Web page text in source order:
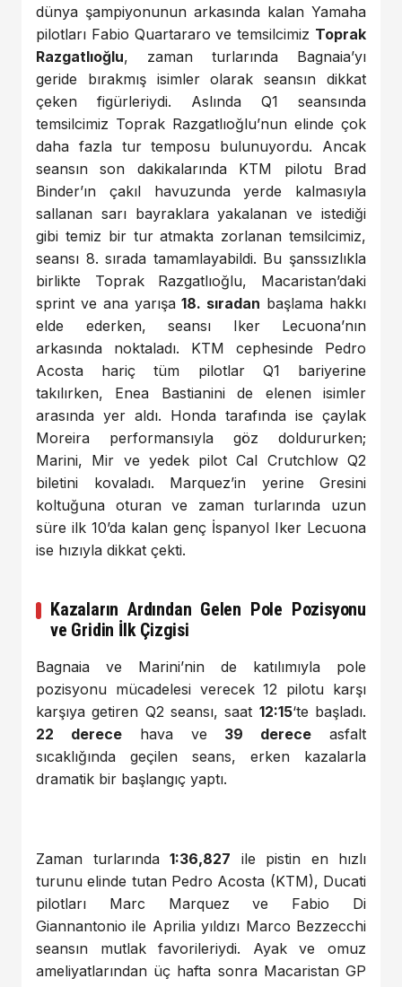
dünya şampiyonunun arkasında kalan Yamaha
pilotları Fabio Quartararo ve temsilcimiz Toprak
Razgatlıoğlu, zaman turlarında Bagnaia’yı
geride bırakmış isimler olarak seansın dikkat
çeken figürleriydi. Aslında Q1 seansında
temsilcimiz Toprak Razgatlıoğlu’nun elinde çok
daha fazla tur temposu bulunuyordu. Ancak
seansın son dakikalarında KTM pilotu Brad
Binder’ın çakıl havuzunda yerde kalmasıyla
sallanan sarı bayraklara yakalanan ve istediği
gibi temiz bir tur atmakta zorlanan temsilcimiz,
seansı 8. sırada tamamlayabildi. Bu şanssızlıkla
birlikte Toprak Razgatlıoğlu, Macaristan’daki
sprint ve ana yarışa18. sıradan başlama hakkı
elde ederken, seansı Iker Lecuona’nın
arkasında noktaladı. KTM cephesinde Pedro
Acosta hariç tüm pilotlar Q1 bariyerine
takılırken, Enea Bastianini de elenen isimler
arasında yer aldı. Honda tarafında ise çaylak
Moreira performansıyla göz doldururken;
Marini, Mir ve yedek pilot Cal Crutchlow Q2
biletini kovaladı. Marquez’in yerine Gresini
koltuğuna oturan ve zaman turlarında uzun
süre ilk 10’da kalan genç İspanyol Iker Lecuona
ise hızıyla dikkat çekti.
Kazaların Ardından Gelen Pole Pozisyonu
ve Gridin İlk Çizgisi
Bagnaia ve Marini’nin de katılımıyla pole
pozisyonu mücadelesi verecek 12 pilotu karşı
karşıya getiren Q2 seansı, saat 12:15‘te başladı.
22 derecehava ve 39 derece asfalt
sıcaklığında geçilen seans, erken kazalarla
dramatik bir başlangıç yaptı.
Zaman turlarında 1:36,827 ile pistin en hızlı
turunu elinde tutan Pedro Acosta (KTM), Ducati
pilotları Marc Marquez ve Fabio Di
Giannantonio ile Aprilia yıldızı Marco Bezzecchi
seansın mutlak favorileriydi. Ayak ve omuz
ameliyatlarından üç hafta sonra Macaristan GP